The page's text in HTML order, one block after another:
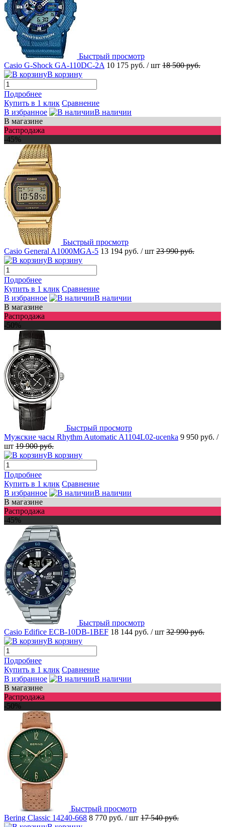
Быстрый просмотр
Casio G-Shock GA-110DC-2A 10 175 руб. / шт 18 500 руб.
В корзину
Подробнее
Купить в 1 клик Сравнение
В избранное
В наличии
В магазине
Распродажа
-45%
Быстрый просмотр
Casio General A1000MGA-5 13 194 руб. / шт 23 990 руб.
В корзину
Подробнее
Купить в 1 клик Сравнение
В избранное
В наличии
В магазине
Распродажа
-50%
Быстрый просмотр
Мужские часы Rhythm Automatic A1104L02-ucenka 9 950 руб. /
шт 19 900 руб.
В корзину
Подробнее
Купить в 1 клик Сравнение
В избранное
В наличии
В магазине
Распродажа
-45%
Быстрый просмотр
Casio Edifice ECB-10DB-1BEF 18 144 руб. / шт 32 990 руб.
В корзину
Подробнее
Купить в 1 клик Сравнение
В избранное
В наличии
В магазине
Распродажа
-50%
Быстрый просмотр
Bering Classic 14240-668 8 770 руб. / шт 17 540 руб.